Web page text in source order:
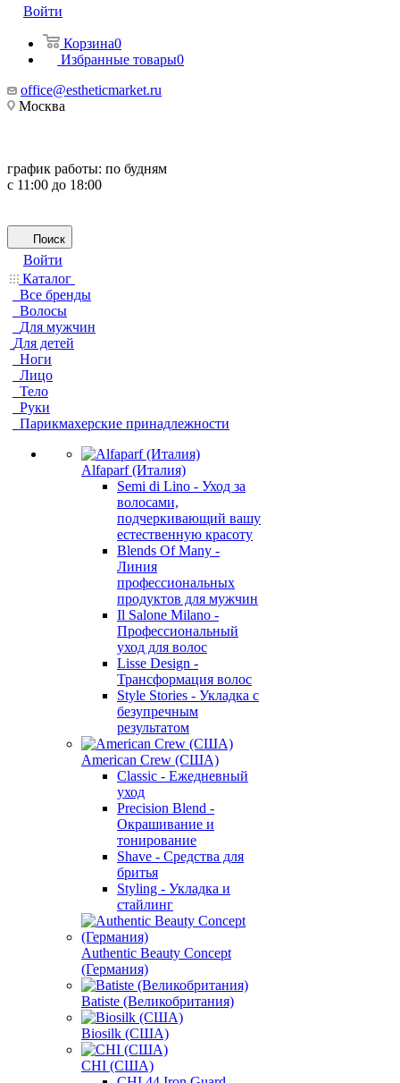
Войти
Корзина0
Избранные товары0
office@estheticmarket.ru
Москва
график работы: по будням
с 11:00 до 18:00
Поиск
Войти
Каталог
Все бренды
Волосы
Для мужчин
Для детей
Ноги
Лицо
Тело
Руки
Парикмахерские принадлежности
Alfaparf (Италия)
Semi di Lino - Уход за
волосами,
подчеркивающий вашу
естественную красоту
Blends Of Many -
Линия
профессиональных
продуктов для мужчин
Il Salone Milano -
Профессиональный
уход для волос
Lisse Design -
Трансформация волос
Style Stories - Укладка с
безупречным
результатом
American Crew (США)
Classic - Ежедневный
уход
Precision Blend -
Окрашивание и
тонирование
Shave - Средства для
бритья
Styling - Укладка и
стайлинг
Authentic Beauty Concept
(Германия)
Batiste (Великобритания)
Biosilk (США)
CHI (США)